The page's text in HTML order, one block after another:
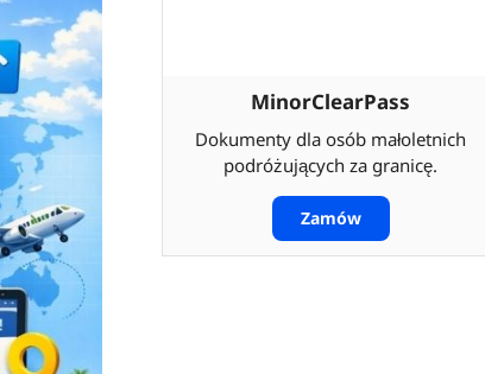
MinorClearPass
Dokumenty dla osób małoletnich
podróżujących za granicę.
Zamów